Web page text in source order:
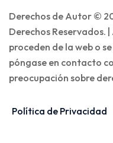
Derechos de Autor ©
Derechos Reservados.
proceden de la web o
póngase en contacto
preocupación sobre
Política de Privacidad